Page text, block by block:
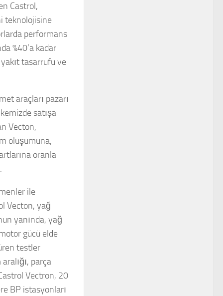
Castrol,
teknolojisine
performans
%40’a kadar
tasarrufu ve
araçları pazarı
satışa
Vecton,
oluşumuna,
oranla
ile
Vecton, yağ
yanında, yağ
gücü elde
testler
parça
Vectron, 20
BP istasyonları